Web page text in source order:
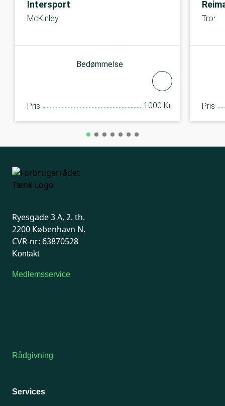
Intersport
McKinley
Bedømmelse
Pris 1000 Kr. Pris
Ryesgade 3 A, 2. th.
2200 København N.
CVR-nr: 63870528
Kontakt
Medlemsservice
Rådgivning
Services